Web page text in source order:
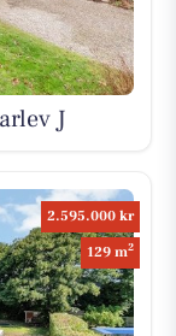
J
2.595.000 kr
129 m2